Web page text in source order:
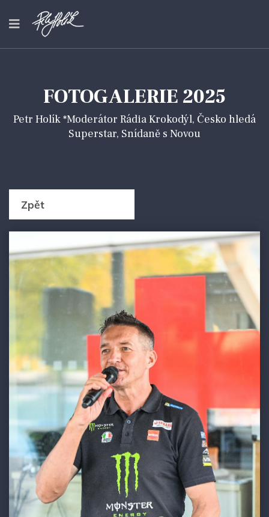
FOTOGALERIE 2025
Petr Holík *Moderátor Rádia Krokodýl, Česko hledá
Superstar, Snídaně s Novou
Zpět